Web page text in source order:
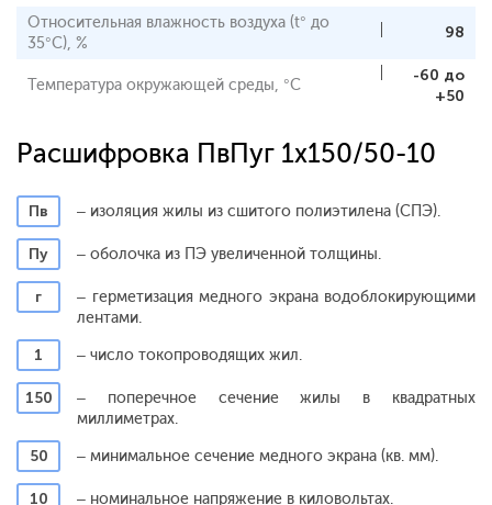
Относительная влажность воздуха (t° до
35°С), %
98
Температура окружающей среды, °С
-60 до
+50
Расшифровка ПвПуг 1x150/50-10
Пв – изоляция жилы из сшитого полиэтилена (СПЭ).
Пу – оболочка из ПЭ увеличенной толщины.
г
– герметизация медного экрана водоблокирующими
лентами.
1
– число токопроводящих жил.
150
– поперечное сечение жилы в квадратных
миллиметрах.
50
– минимальное сечение медного экрана (кв. мм).
10 – номинальное напряжение в киловольтах.